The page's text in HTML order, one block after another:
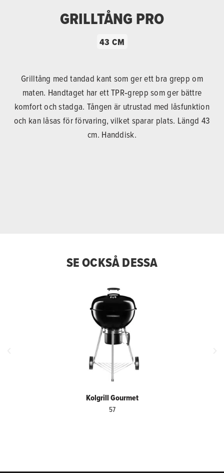
GRILLTÅNG PRO
43 CM
Grilltång med tandad kant som ger ett bra grepp om
maten. Handtaget har ett TPR‑grepp som ger bättre
komfort och stadga. Tången är utrustad med låsfunktion
och kan låsas för förvaring, vilket sparar plats. Längd 43
cm. Handdisk.
SE OCKSÅ DESSA
Kolgrill Gourmet
57